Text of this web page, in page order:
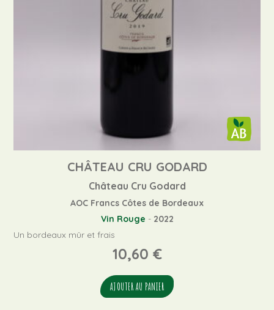
CHÂTEAU CRU GODARD
Château Cru Godard
AOC Francs Côtes de Bordeaux
Vin Rouge - 2022
Un bordeaux mûr et frais
10,60 €
AJOUTER AU PANIER